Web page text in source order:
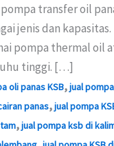
transfer oil
jenis dan
pompa thermal oil
tinggi. […]
oli panas KSB,jual
panas,jual pompa
,jual pompa ksb di